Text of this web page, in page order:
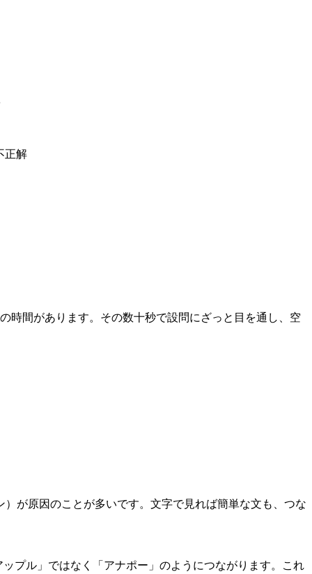
正解
時間があります。その数十秒で設問にざっと目を通し、空
）が原因のことが多いです。文字で見れば簡単な文も、つな
プル」ではなく「アナポー」のようにつながります。これ